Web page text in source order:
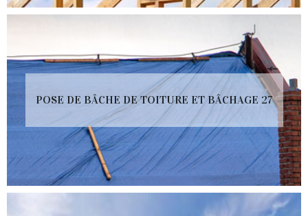
POSE DE BÂCHE DE TOITURE ET BÂCHAGE 27